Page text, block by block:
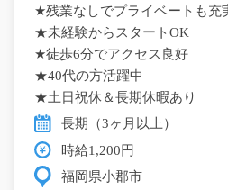
★残業なしでプライベートも充
★未経験からスタートOK
★徒歩6分でアクセス良好
★40代の方活躍中
★土日祝休＆長期休暇あり
長期（3ヶ月以上）
時給1,200円
福岡県小郡市